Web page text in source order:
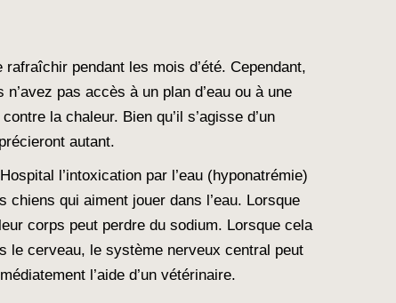
pendant les mois d’été. Cependant,
pas accès à un plan d’eau ou à une
la chaleur. Bien qu’il s’agisse d’un
autant.
l’intoxication par l’eau (hyponatrémie)
qui aiment jouer dans l’eau. Lorsque
corps peut perdre du sodium. Lorsque cela
le cerveau, le système nerveux central peut
l’aide d’un vétérinaire.